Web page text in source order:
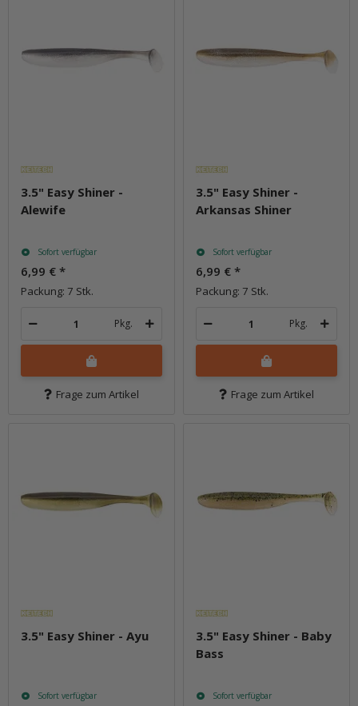
3.5" Easy Shiner -
Alewife
Sofort verfügbar
6,99 € *
Packung: 7 Stk.
Pkg.
Frage zum Artikel
3.5" Easy Shiner -
Arkansas Shiner
Sofort verfügbar
6,99 € *
Packung: 7 Stk.
Pkg.
Frage zum Artikel
3.5" Easy Shiner - Ayu
Sofort verfügbar
3.5" Easy Shiner - Baby
Bass
Sofort verfügbar